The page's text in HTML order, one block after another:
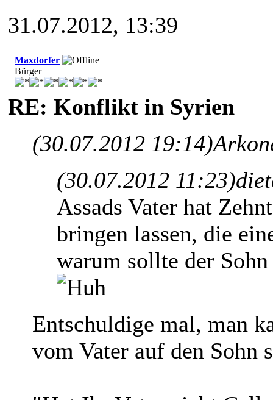
31.07.2012, 13:39
Maxdorfer
Bürger
RE: Konflikt in Syrien
(30.07.2012 19:14)
(30.07.2012 11:23)
Assads Vater hat
bringen lassen, die
warum sollte der
Entschuldige mal, man
vom Vater auf den Sohn